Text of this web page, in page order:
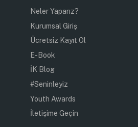
Neler Yaparız?
Kurumsal Giriş
Ücretsiz Kayıt Ol
E-Book
İK Blog
#Seninleyiz
Youth Awards
İletişime Geçin